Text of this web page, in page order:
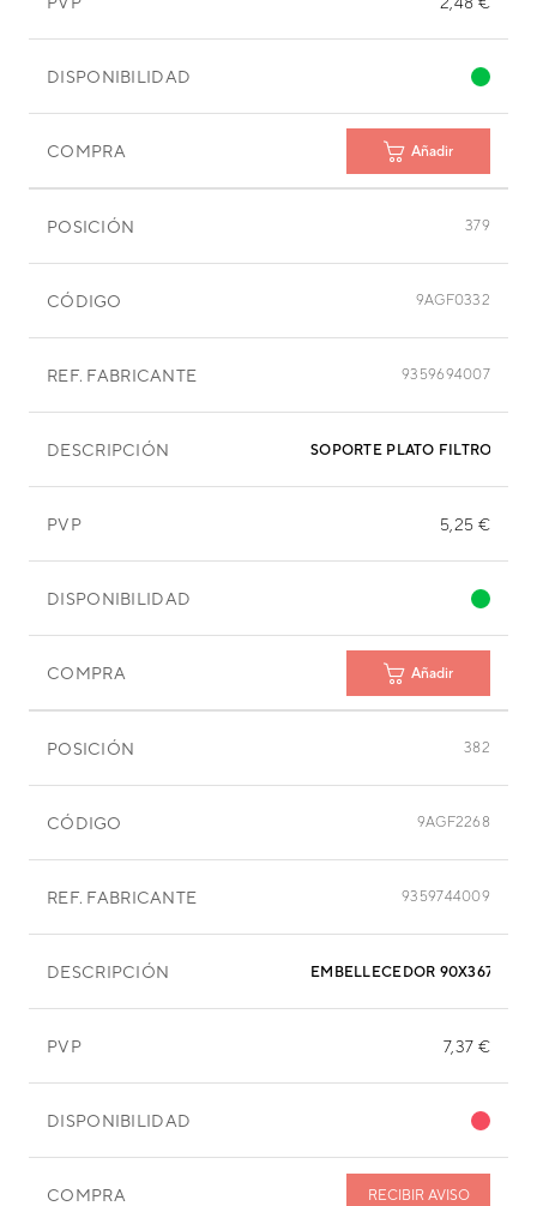
DISPONIBILIDAD
COMPRA Añadir
POSICIÓN 379
CÓDIGO 9AGF0332
REF. FABRICANTE 9359694007
DESCRIPCIÓN SOPORTE PLATO FILTRO
PVP 5,25 €
DISPONIBILIDAD
COMPRA Añadir
POSICIÓN 382
CÓDIGO 9AGF2268
REF. FABRICANTE 9359744009
DESCRIPCIÓN EMBELLECEDOR 90X367 MM
PVP 7,37 €
DISPONIBILIDAD
COMPRA RECIBIR AVISO